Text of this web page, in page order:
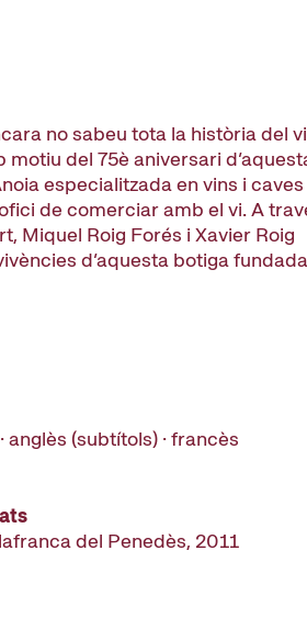
no sabeu tota la història del
del 75è aniversari
especialitzada en vins i caves
de comerciar amb el vi. A
Miquel Roig Forés i Xavier Roig
d’aquesta botiga fundada
anglès (subtítols) · francès
del Penedès, 2011